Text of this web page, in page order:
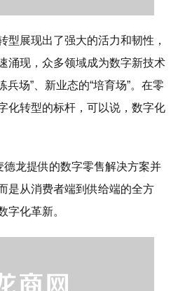
型展现出了强大的活力和韧性，
涌现，众多领域成为数字新技术
兵场”、新业态的“培育场”。在零
化转型的标杆，可以说，数字化
龙提供的数字零售解决方案并
是从消费者端到供给端的全方
字化革新。